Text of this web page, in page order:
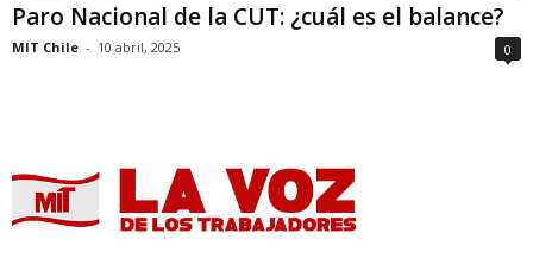
Paro Nacional de la CUT: ¿cuál es el balance?
MIT Chile - 10 abril, 2025 0